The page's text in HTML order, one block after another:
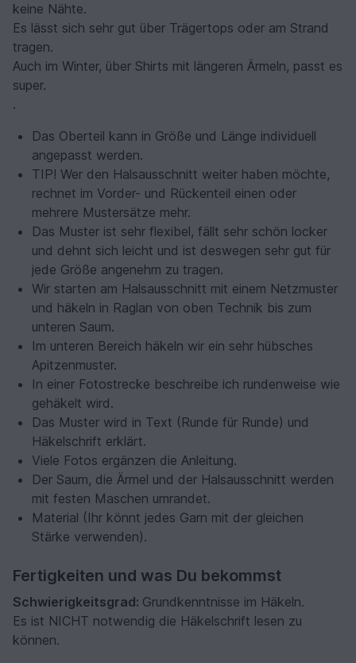
keine Nähte.
Es lässt sich sehr gut über Trägertops oder am Strand
tragen.
Auch im Winter, über Shirts mit längeren Ärmeln, passt es
super.
.
Das Oberteil kann in Größe und Länge individuell
angepasst werden.
TIP! Wer den Halsausschnitt weiter haben möchte,
rechnet im Vorder- und Rückenteil einen oder
mehrere Mustersätze mehr.
Das Muster ist sehr flexibel, fällt sehr schön locker
und dehnt sich leicht und ist deswegen sehr gut für
jede Größe angenehm zu tragen.
Wir starten am Halsausschnitt mit einem Netzmuster
und häkeln in Raglan von oben Technik bis zum
unteren Saum.
Im unteren Bereich häkeln wir ein sehr hübsches
Apitzenmuster.
In einer Fotostrecke beschreibe ich rundenweise wie
gehäkelt wird.
Das Muster wird in Text (Runde für Runde) und
Häkelschrift erklärt.
Viele Fotos ergänzen die Anleitung.
Der Saum, die Ärmel und der Halsausschnitt werden
mit festen Maschen umrandet.
Material (Ihr könnt jedes Garn mit der gleichen
Stärke verwenden).
Fertigkeiten und was Du bekommst
Schwierigkeitsgrad: Grundkenntnisse im Häkeln.
Es ist NICHT notwendig die Häkelschrift lesen zu
können.